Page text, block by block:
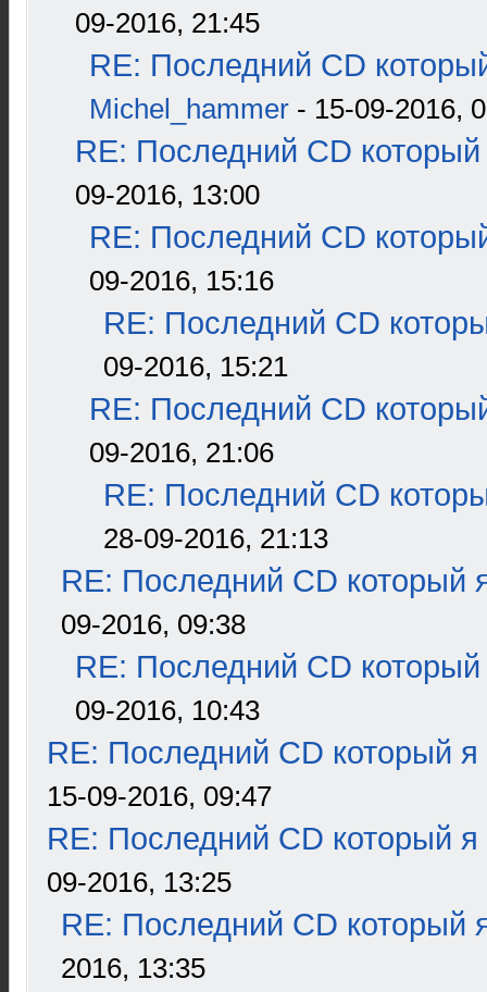
09-2016, 21:45
RE: Последний CD
Michel_hammer - 15-09-2016,
RE: Последний CD который
09-2016, 13:00
RE: Последний CD
09-2016, 15:16
RE: Последний CD
09-2016, 15:21
RE: Последний CD
09-2016, 21:06
RE: Последний CD
28-09-2016, 21:13
RE: Последний CD который
09-2016, 09:38
RE: Последний CD который
09-2016, 10:43
RE: Последний CD который я
15-09-2016, 09:47
RE: Последний CD который я
09-2016, 13:25
RE: Последний CD который
2016, 13:35